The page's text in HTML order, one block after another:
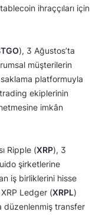
ihraççıları için
), 3 Ağustos’ta
müşterilerin
saklama platformuyla
ekiplerinin
imkân
Ripple (XRP), 3
şirketlerine
iş birliklerini hisse
Ledger (XRPL)
düzenlenmiş transfer